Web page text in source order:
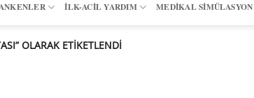
İLK-ACIL YARDIM MEDIKAL SIMÜLASYON
OLARAK ETIKETLENDI